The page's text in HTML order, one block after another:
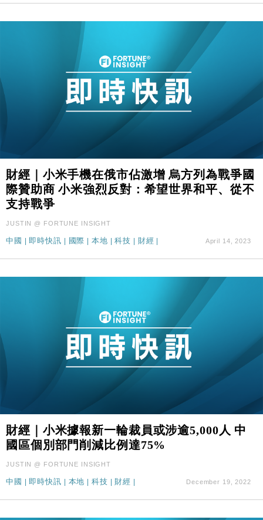
財經｜小米手機在俄市佔激增 烏方列為戰爭國
際贊助商 小米強烈反對：希望世界和平、從不
支持戰爭
JUSTIN @ FORTUNE INSIGHT
中國 | 即時快訊 | 國際 | 本地 |科技 | 財經 | April 14, 2023
財經｜小米據報新一輪裁員或涉逾5,000人 中
國區個別部門削減比例達75%
JUSTIN @ FORTUNE INSIGHT
中國 即時快訊 本地 科技 財經 December 19, 2022